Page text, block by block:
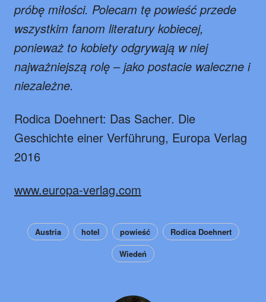
próbę miłości. Polecam tę powieść przede
wszystkim fanom literatury kobiecej,
ponieważ to kobiety odgrywają w niej
najważniejszą rolę – jako postacie waleczne i
niezależne.
Rodica Doehnert: Das Sacher. Die
Geschichte einer Verführung, Europa Verlag
2016
www.europa-verlag.com
Austria hotel powieść
Rodica Doehnert
Wiedeń